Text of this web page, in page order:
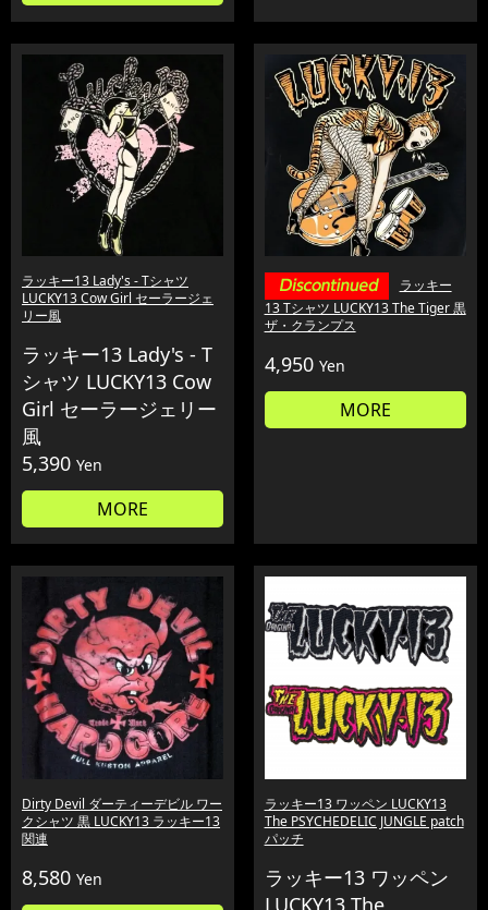
ラッキー13 Lady's - Tシャツ
LUCKY13 Cow Girl セーラージェ
リー風
ラッキー13 Lady's - T
シャツ LUCKY13 Cow
Girl セーラージェリー
風
5,390 Yen
MORE
ラッキー
13 Tシャツ LUCKY13 The Tiger 黒
ザ・クランプス
4,950 Yen
MORE
Dirty Devil ダーティーデビル ワー
クシャツ 黒 LUCKY13 ラッキー13
関連
8,580 Yen
ラッキー13 ワッペン LUCKY13
The PSYCHEDELIC JUNGLE patch
パッチ
ラッキー13 ワッペン
LUCKY13 The